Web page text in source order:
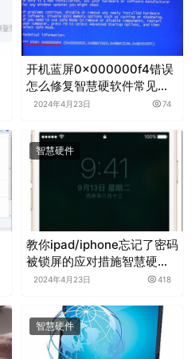
开机蓝屏0x000000f4错误
怎么修复智慧硬软件常见问
题处理分享
2024年4月23日 74
智慧硬件
教你ipad/iphone忘记了密码
被锁屏的应对措施智慧硬软
件常见问题处理分享
2024年4月23日 418
智慧硬件